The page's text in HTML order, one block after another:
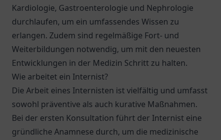
Kardiologie, Gastroenterologie und Nephrologie
durchlaufen, um ein umfassendes Wissen zu
erlangen. Zudem sind regelmäßige Fort- und
Weiterbildungen notwendig, um mit den neuesten
Entwicklungen in der Medizin Schritt zu halten.
Wie arbeitet ein Internist?
Die Arbeit eines Internisten ist vielfältig und umfasst
sowohl präventive als auch kurative Maßnahmen.
Bei der ersten Konsultation führt der Internist eine
gründliche Anamnese durch, um die medizinische